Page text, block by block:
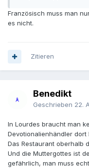
Französisch muss man
es nicht.
Zitieren
Benedikt
Geschrieben 22.
In Lourdes braucht man
Devotionalienhändler
Das Restaurant oberhalb
Und die Muttergottes ist
gefährlich, man muss